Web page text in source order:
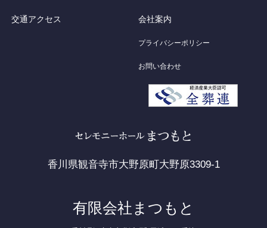
交通アクセス 会社案内
プライバシーポリシー
お問い合わせ
香川県観音寺市大野原町大野原3309-1
有限会社まつもと